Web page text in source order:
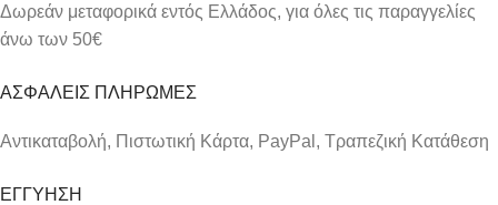
Δωρεάν μεταφορικά εντός Ελλάδος, για όλες τις παραγγελίες
άνω των 50€
ΑΣΦΑΛΕΙΣ ΠΛΗΡΩΜΕΣ
Αντικαταβολή, Πιστωτική Κάρτα, PayPal, Τραπεζική Kατάθεση
ΕΓΓΥΗΣΗ